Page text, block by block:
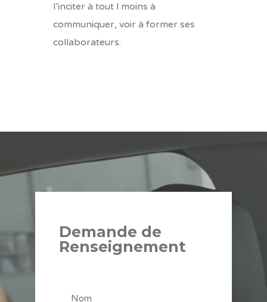
l’inciter à tout l moins à
communiquer, voir à former ses
collaborateurs.
Demande de
Renseignement